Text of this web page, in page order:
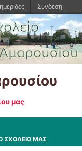
μας
ΣΧΟΛΕΙΟ ΜΑΣ
Σύνδεση